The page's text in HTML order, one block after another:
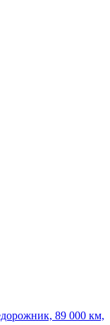
89 000 км,